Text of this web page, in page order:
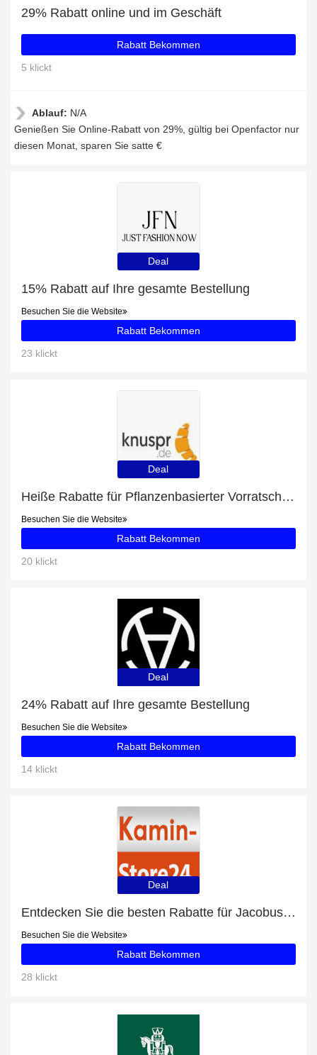
29% Rabatt online und im Geschäft
Rabatt Bekommen
5 klickt
Ablauf: N/A
Genießen Sie Online-Rabatt von 29%, gültig bei Openfactor nur
diesen Monat, sparen Sie satte €
Deal
15% Rabatt auf Ihre gesamte Bestellung
Besuchen Sie die Website
Rabatt Bekommen
23 klickt
Deal
Heiße Rabatte für Pflanzenbasierter Vorratschrank
Besuchen Sie die Website
Rabatt Bekommen
20 klickt
Deal
24% Rabatt auf Ihre gesamte Bestellung
Besuchen Sie die Website
Rabatt Bekommen
14 klickt
Deal
Entdecken Sie die besten Rabatte für Jacobus Kaminofen 6 kW mit bis zu 50% Rabatt
Besuchen Sie die Website
Rabatt Bekommen
28 klickt